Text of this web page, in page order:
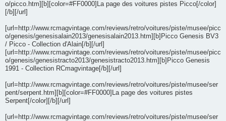
o/picco.htm][b][color=#FF0000]La page des voitures pistes Picco[/color]
[/b][/url]
[url=http://www.rcmagvintage.com/reviews/retro/voitures/piste/musee/picc
o/genesis/genesisalain2013/genesisalain2013.htm][b]Picco Genesis BV3
/ Picco - Collection d'Alain[/b][/url]
[url=http://www.rcmagvintage.com/reviews/retro/voitures/piste/musee/picc
o/genesis/genesistracto2013/genesistracto2013.htm][b]Picco Genesis
1991 - Collection RCmagvintage[/b][/url]
[url=http://www.rcmagvintage.com/reviews/retro/voitures/piste/musee/ser
pent/serpent.htm][b][color=#FF0000]La page des voitures pistes
Serpent[/color][/b][/url]
[url=http://www.rcmagvintage.com/reviews/retro/voitures/piste/musee/ser